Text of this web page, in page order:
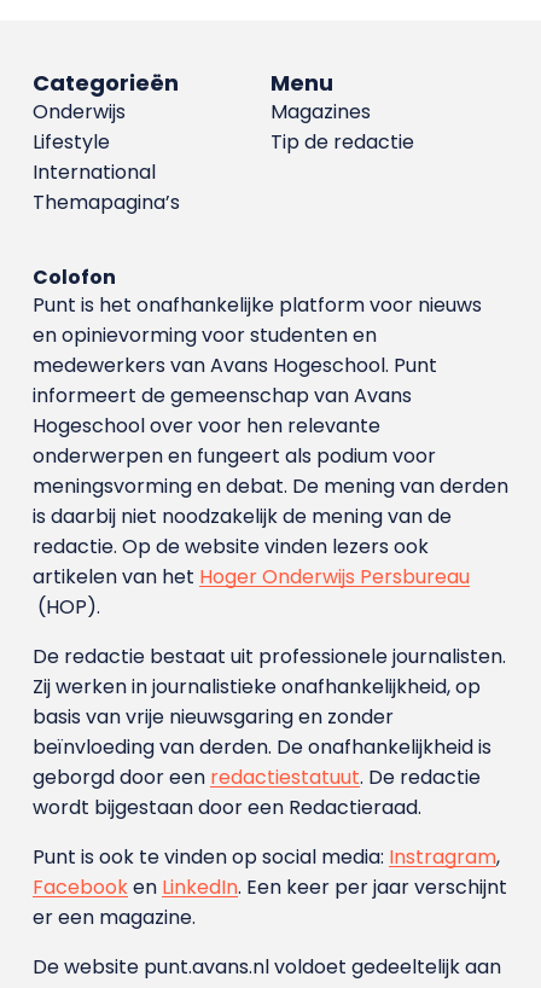
Menu
Magazines
Tip de redactie
Categorieën
Onderwijs
Lifestyle
International
Themapagina’s
Colofon
Punt is het onafhankelijke platform voor nieuws
en opinievorming voor studenten en
medewerkers van Avans Hoge­school. Punt
informeert de gemeenschap van Avans
Hogeschool over voor hen relevante
onderwerpen en fungeert als podium voor
meningsvorming en debat. De mening van derden
is daarbij niet noodzakelijk de mening van de
redactie. Op de website vinden lezers ook
artikelen van het Hoger Onderwijs Persbureau
(HOP).
De redactie bestaat uit professionele journalisten.
Zij werken in journalistieke onafhankelijkheid, op
basis van vrije nieuwsgaring en zonder
beïnvloeding van derden. De onafhankelijkheid is
geborgd door een redactiestatuut. De redactie
wordt bijgestaan door een Redactieraad.
Punt is ook te vinden op social media: Instragram,
Facebooken LinkedIn. Een keer per jaar verschijnt
er een magazine.
De website punt.avans.nl voldoet gedeeltelijk aan